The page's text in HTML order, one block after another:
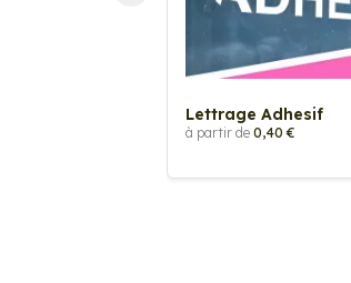
Lettrage Adhesif
à partir de 0,40 €